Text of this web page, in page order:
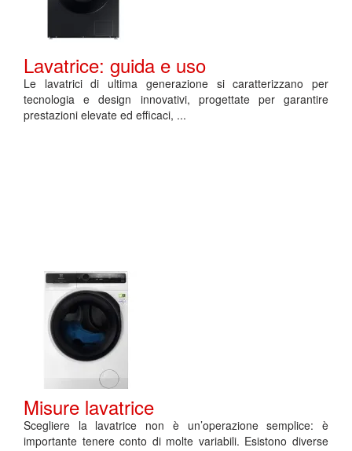
Lavatrice: guida e uso
Le lavatrici di ultima generazione si caratterizzano per
tecnologia e design innovativi, progettate per garantire
prestazioni elevate ed efficaci, ...
Misure lavatrice
Scegliere la lavatrice non è un’operazione semplice: è
importante tenere conto di molte variabili. Esistono diverse